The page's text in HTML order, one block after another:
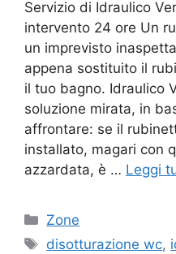
Servizio di Idraulico
intervento 24 ore Un
un imprevisto
appena sostituito il
il tuo bagno. Idraulico
soluzione mirata, in
affrontare: se il
installato, magari con
azzardata, è … Leggi
Categorie
Zone
Tag
disotturazione wc,